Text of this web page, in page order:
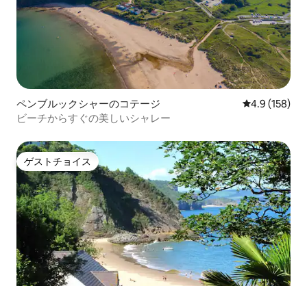
ペンブルックシャーのコテージ レビュー158
4.9 (158)
ビーチからすぐの美しいシャレー
ゲストチョイス
ゲストチョイス